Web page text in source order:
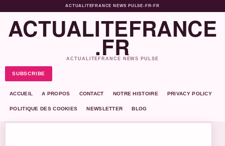
ACTUALITEFRANCE NEWS PULSE• FR-FR
ACTUALITEFRANCE
.FR
ACTUALITEFRANCE NEWS PULSE
SUBSCRIBE
ACCUEIL A PROPOS CONTACT NOTRE HISTOIRE PRIVACY POLICY
POLITIQUE DES COOKIES NEWSLETTER BLOG